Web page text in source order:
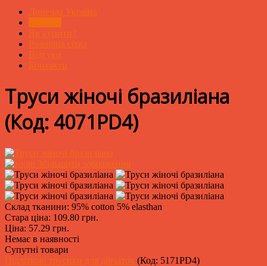
Донелла Україна
Як купити?
Розмірна сітка
Відгуки
Контакти
Труси жіночі бразиліана
(Код: 4071PD4)
Збільшити зображення
Склад тканини: 95% cotton 5% elasthan
Стара ціна: 109.80 грн.
Ціна: 57.29 грн.
Немає в наявності
Супутні товари
Підліткові трусики для дівчаток (Код: 5171PD4)